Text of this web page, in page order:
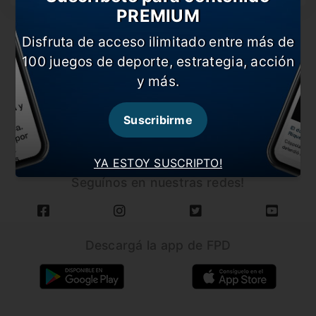
CARGAR MÁS NOTICIAS
Seguínos en nuestras redes!
YA ESTOY SUSCRIPTO!
PREMIUM
Disfruta de acceso ilimitado entre más de
100 juegos de deporte, estrategia, acción
y más.
Suscribirme